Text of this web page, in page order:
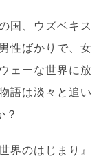
国、ウズベキス
性ばかりで、女
ェーな世界に放
語は淡々と追い
？
界のはじまり』